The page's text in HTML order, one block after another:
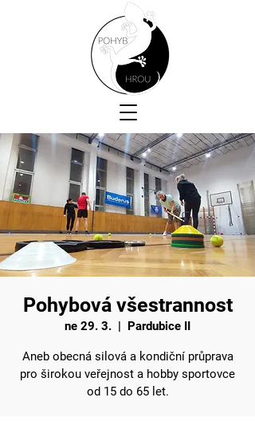
Pohybová všestrannost
ne 29. 3.
  |
Pardubice II
Aneb obecná silová a kondiční průprava
pro širokou veřejnost a hobby sportovce
od 15 do 65 let.